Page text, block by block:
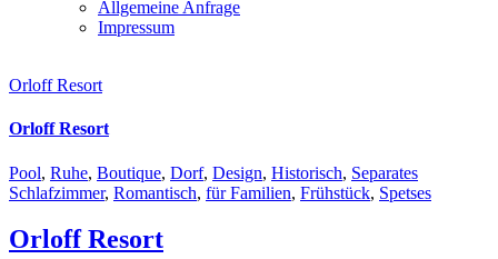
Allgemeine Anfrage
Impressum
Orloff Resort
Orloff Resort
Pool, Ruhe, Boutique, Dorf, Design, Historisch, Separates
Schlafzimmer, Romantisch, für Familien, Frühstück, Spetses
Orloff Resort